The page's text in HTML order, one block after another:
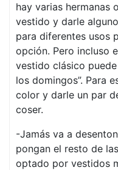
hay varias hermanas
vestido y darle
para diferentes usos
opción. Pero incluso
vestido clásico
los domingos”. Para
color y darle un par
coser.
-Jamás va a
pongan el resto de
optado por vestidos